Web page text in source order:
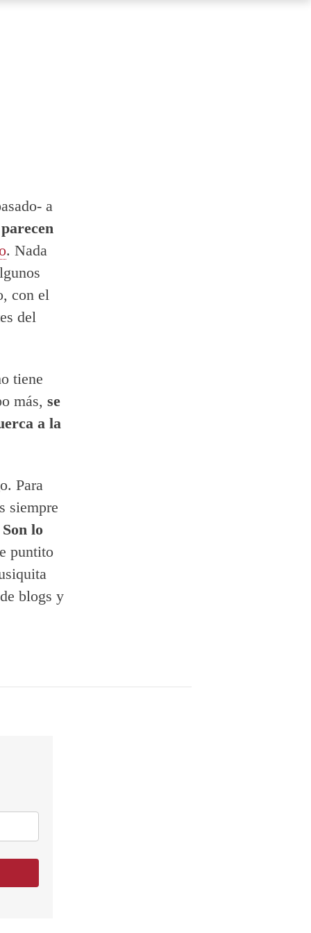
a
. Nada
con el
del
tiene
más, se
a la
Para
siempre
Son lo
puntito
blogs y